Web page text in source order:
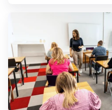
e
n
n
e
x
a
m
e